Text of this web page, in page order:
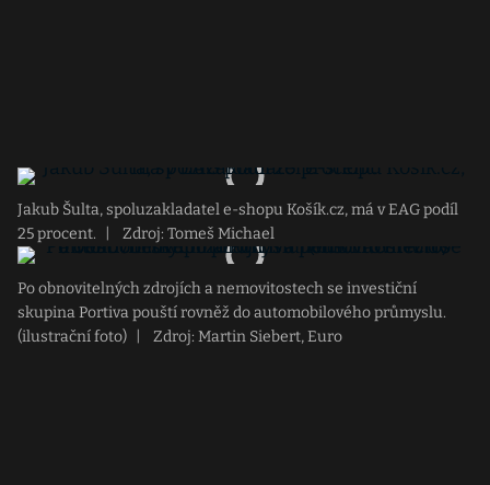
Jakub Šulta, spoluzakladatel e-shopu Košík.cz, má v EAG podíl
25 procent.
Zdroj: Tomeš Michael
Po obnovitelných zdrojích a nemovitostech se investiční
skupina Portiva pouští rovněž do automobilového průmyslu.
(ilustrační foto)
Zdroj: Martin Siebert, Euro